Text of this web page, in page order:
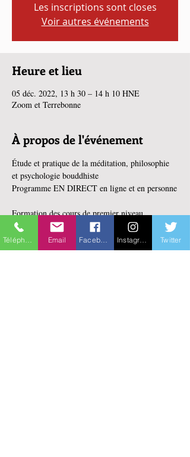
Les inscriptions sont closes
Voir autres événements
Heure et lieu
05 déc. 2022, 13 h 30 – 14 h 10 HNE
Zoom et Terrebonne
À propos de l'événement
Étude et pratique de la méditation, philosophie
et psychologie bouddhiste
Programme EN DIRECT en ligne et en personne
Formation des cours de premier niveau
(Comprendre les émotions, la méditation du
calme mental et les étapes de la voie vers le
bonheur : Introduction au Lamrim) de 50 heures
Email Twitter